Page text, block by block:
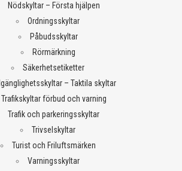
Nödskyltar – Första hjälpen
Ordningsskyltar
Påbudsskyltar
Rörmärkning
Säkerhetsetiketter
– Taktila skyltar
Trafikskyltar förbud och varning
Trafik och parkeringsskyltar
Trivselskyltar
Turist och Friluftsmärken
Varningsskyltar